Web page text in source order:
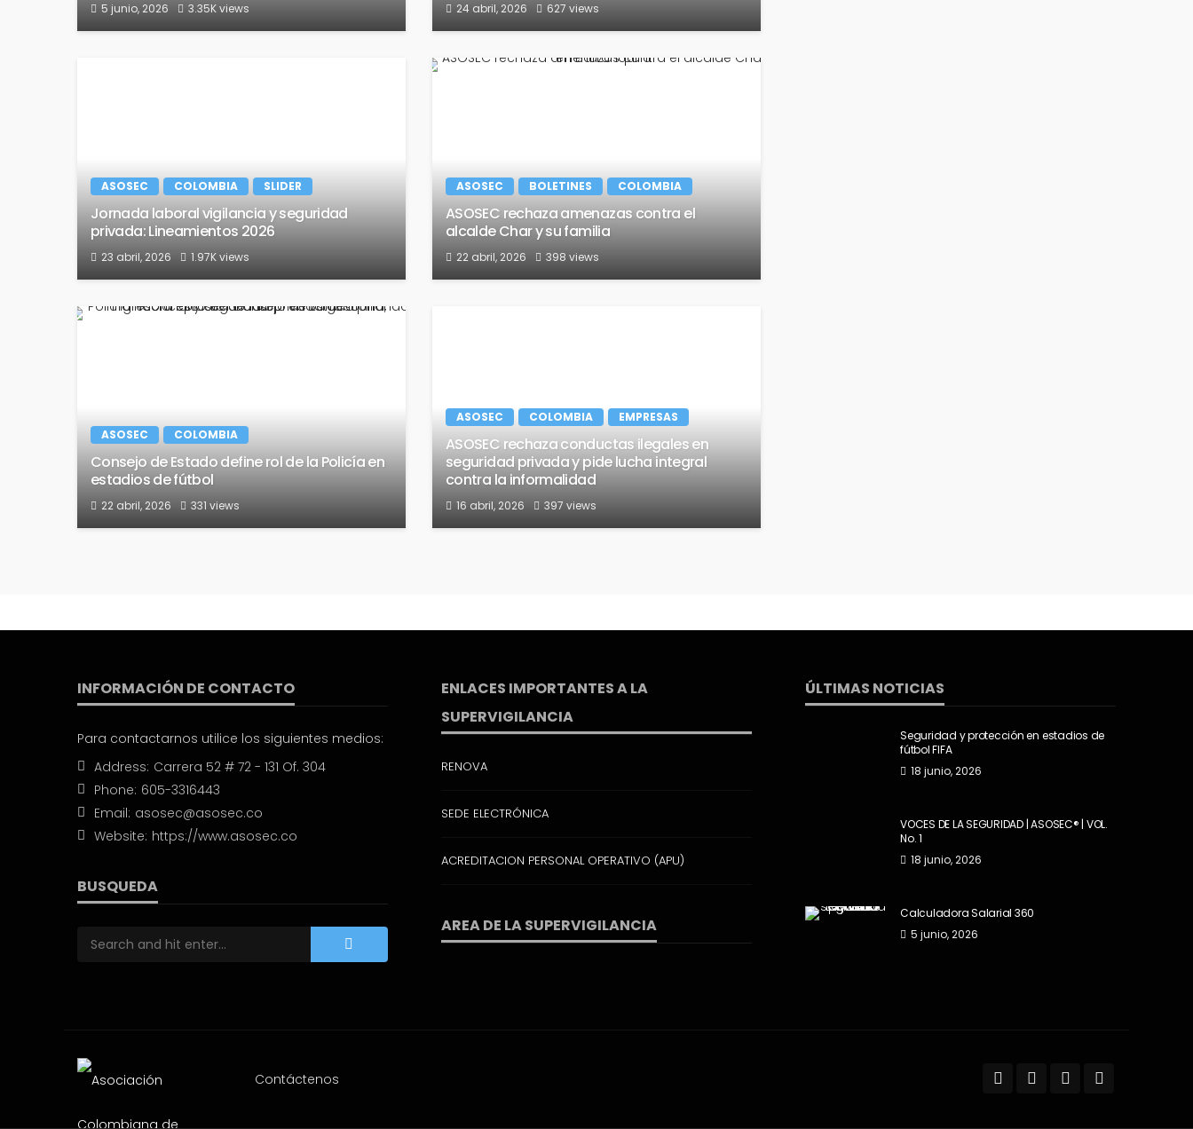
5 junio, 2026 3.35K views 24 abril, 2026 627 views
ASOSEC COLOMBIA SLIDER
Jornada laboral vigilancia y seguridad
privada: Lineamientos 2026
23 abril, 2026 1.97K views
ASOSEC BOLETINES COLOMBIA
ASOSEC rechaza amenazas contra el
alcalde Char y su familia
22 abril, 2026 398 views
ASOSEC COLOMBIA
Consejo de Estado define rol de la Policía en
estadios de fútbol
22 abril, 2026 331 views
ASOSEC COLOMBIA EMPRESAS
ASOSEC rechaza conductas ilegales en
seguridad privada y pide lucha integral
contra la informalidad
16 abril, 2026 397 views
INFORMACIÓN DE CONTACTO
Para contactarnos utilice los siguientes medios:
Address: Carrera 52 # 72 - 131 Of. 304
Phone: 605-3316443
Email: asosec@asosec.co
Website: https://www.asosec.co
BUSQUEDA
ENLACES IMPORTANTES A LA
SUPERVIGILANCIA
RENOVA
SEDE ELECTRÓNICA
ACREDITACION PERSONAL OPERATIVO (APU)
AREA DE LA SUPERVIGILANCIA
ÚLTIMAS NOTICIAS
Seguridad y protección en estadios de
fútbol FIFA
18 junio, 2026
VOCES DE LA SEGURIDAD | ASOSEC® | VOL.
No. 1
18 junio, 2026
Calculadora Salarial 360
5 junio, 2026
Contáctenos